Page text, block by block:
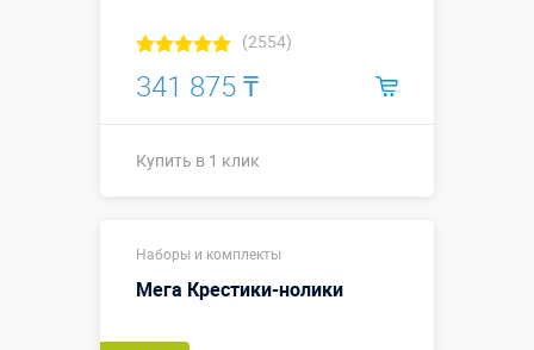
(2554)
341 875 ₸
Купить в 1 клик
Размеры, м:
ячейки для
Наборы и комплекты
Мега Крестики-нолики